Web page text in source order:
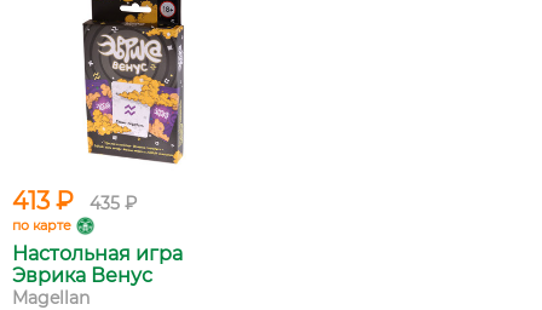
413 ₽ 435 ₽
по карте
Настольная игра
Эврика Венус
Magellan